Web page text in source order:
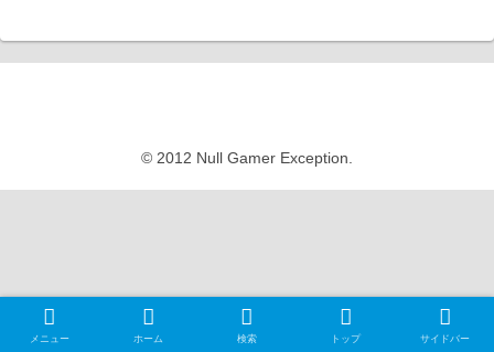
© 2012 Null Gamer Exception.
メニュー ホーム 検索 トップ サイドバー